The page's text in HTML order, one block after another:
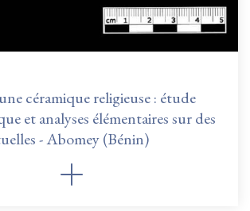
céramique religieuse : étude
et analyses élémentaires sur des
- Abomey (Bénin)